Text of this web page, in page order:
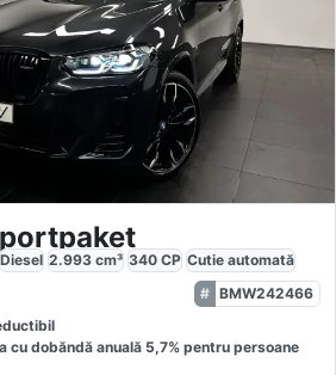
Diesel 2.993 cm³ 340 CP Cutie automată
BMW242466
cu dobăndă anuală 5,7% pentru persoane